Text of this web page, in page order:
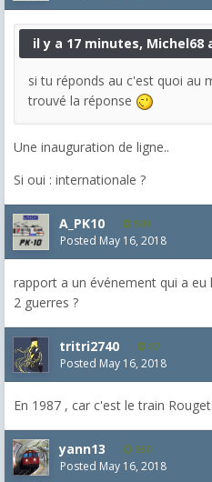
il y a 17 minutes, Michel68
si tu réponds au c'est quoi au
trouvé la réponse
Une inauguration de ligne..
Si oui : internationale ?
A_PK10 509
Posted May 16, 2018
rapport a un événement qui a eu
2 guerres ?
tritri2740 87
Posted May 16, 2018
En 1987 , car c'est le train
yann13 950
Posted May 16, 2018